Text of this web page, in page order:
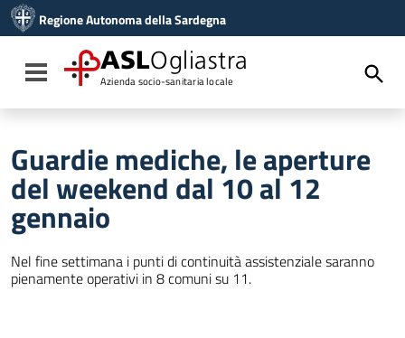
Vai al menu di navigazione
Vai al footer
Regione Autonoma della Sardegna
Toggle navigation
ASLOgliastra
Azienda socio-sanitaria locale
Guardie mediche, le aperture
del weekend dal 10 al 12
gennaio
Nel fine settimana i punti di continuità assistenziale saranno
pienamente operativi in 8 comuni su 11.